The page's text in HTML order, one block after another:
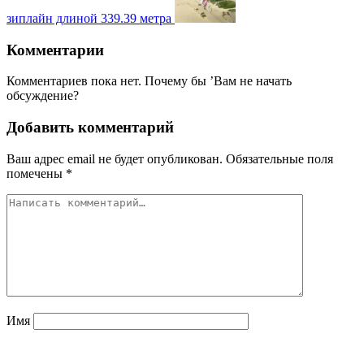
зиплайн длиной 339.39 метра
Комментарии
Комментариев пока нет. Почему бы ’Вам не начать
обсуждение?
Добавить комментарий
Ваш адрес email не будет опубликован. Обязательные поля
помечены *
Имя